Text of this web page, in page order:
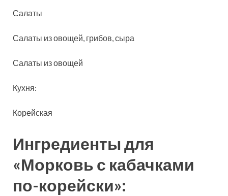
Салаты
Салаты из овощей, грибов, сыра
Салаты из овощей
Кухня:
Корейская
Ингредиенты для
«Морковь с кабачками
по-корейски»: